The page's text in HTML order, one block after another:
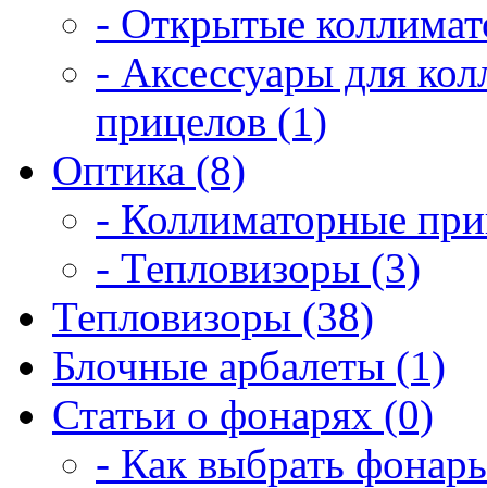
- Открытые
- Аксессуары для
прицелов (1)
Оптика (8)
- Коллиматорные
- Тепловизоры (3)
Тепловизоры (38)
Блочные арбалеты (1)
Статьи о фонарях (0)
- Как выбрать